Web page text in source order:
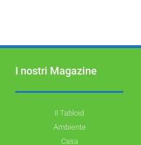
I nostri Magazine
Il Tabloid
Ambiente
Casa